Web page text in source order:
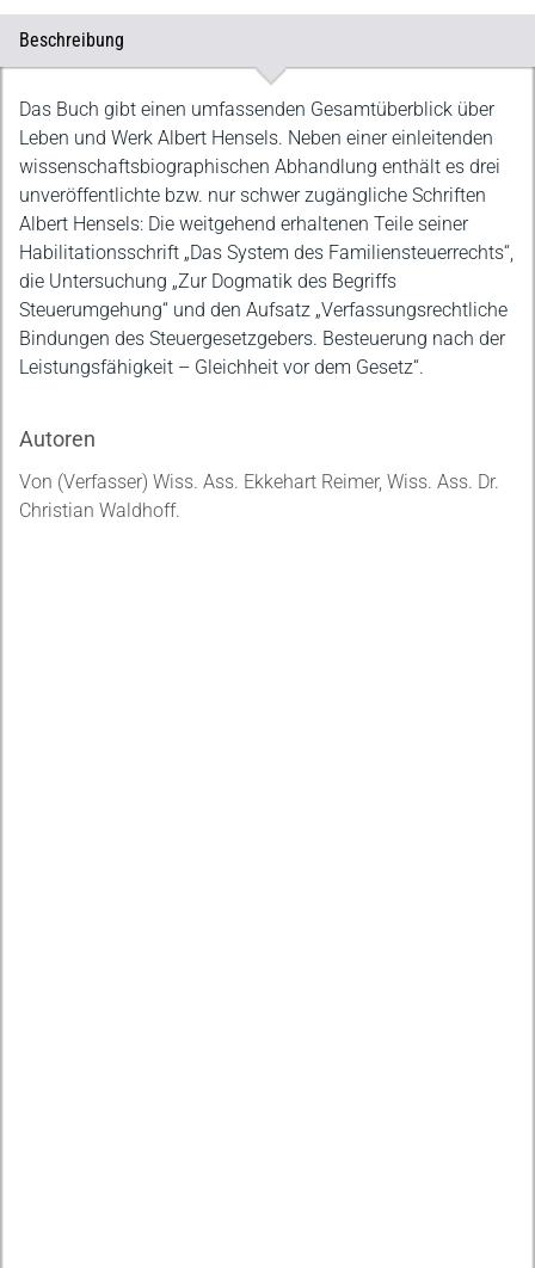
Beschreibung
Beschreibung
Das Buch gibt einen umfassenden Gesamtüberblick über
Leben und Werk Albert Hensels. Neben einer einleitenden
wissenschaftsbiographischen Abhandlung enthält es drei
unveröffentlichte bzw. nur schwer zugängliche Schriften
Albert Hensels: Die weitgehend erhaltenen Teile seiner
Habilitationsschrift „Das System des Familiensteuerrechts“,
die Untersuchung „Zur Dogmatik des Begriffs
Steuerumgehung“ und den Aufsatz „Verfassungsrechtliche
Bindungen des Steuergesetzgebers. Besteuerung nach der
Leistungsfähigkeit – Gleichheit vor dem Gesetz“.
Autoren
Von (Verfasser) Wiss. Ass. Ekkehart Reimer, Wiss. Ass. Dr.
Christian Waldhoff.